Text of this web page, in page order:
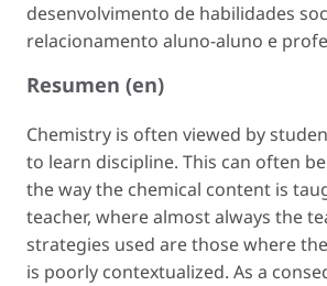
desenvolvimento de habilidades
relacionamento aluno-aluno e
Resumen (en)
Chemistry is often viewed by
to learn discipline. This can often
the way the chemical content is
teacher, where almost always the
strategies used are those where
is poorly contextualized. As a